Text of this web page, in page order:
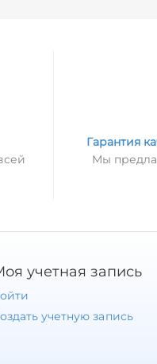
Гарантия
Мы
учетная запись
учетную запись